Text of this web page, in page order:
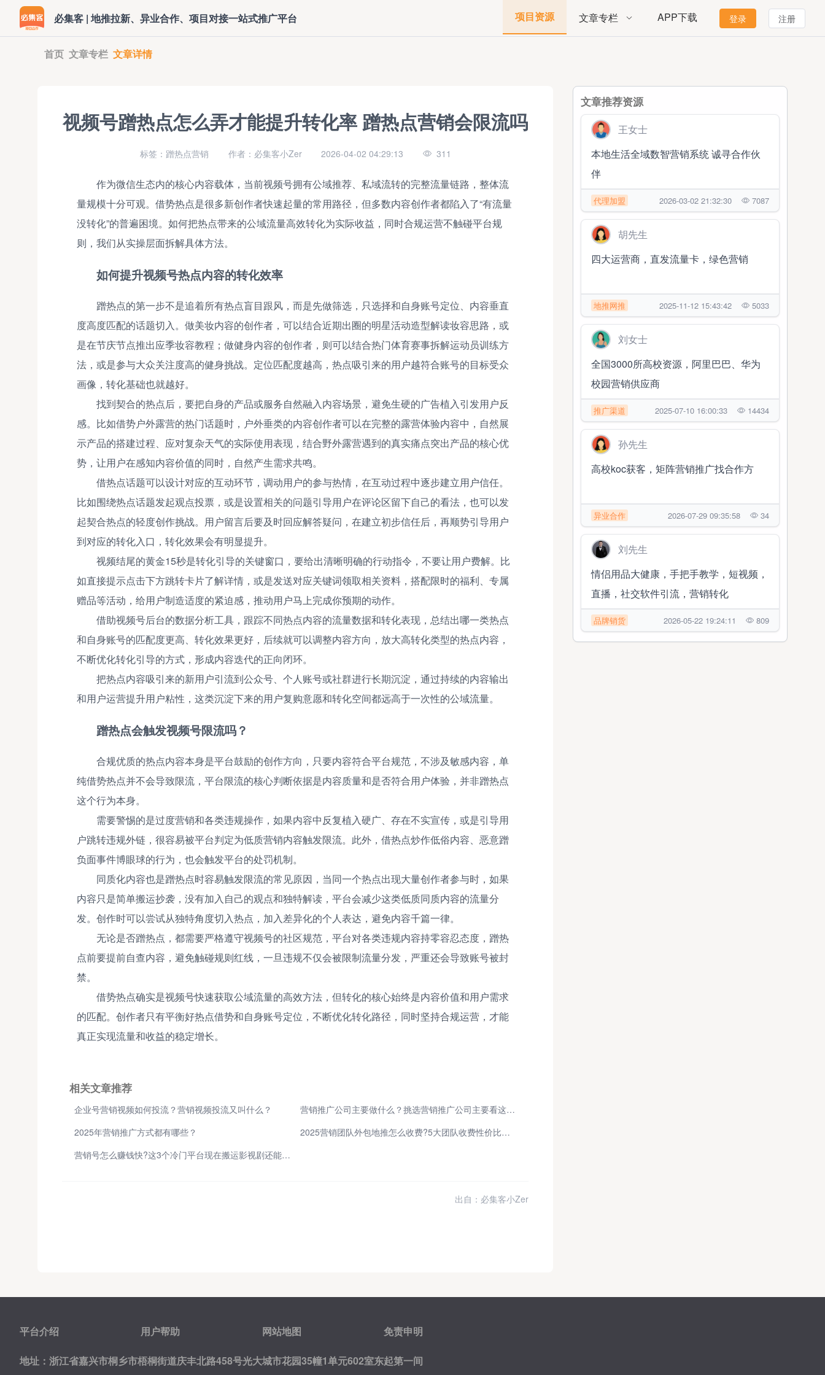
必集客 | 地推拉新、异业合作、项目对接一站式推广平台 项目资源 文章专栏 APP下载 登录 注册
首页 文章专栏 文章详情
视频号蹭热点怎么弄才能提升转化率 蹭热点营销会限流吗
标签：蹭热点营销 作者：必集客小Zer 2026-04-02 04:29:13 311
作为微信生态内的核心内容载体，当前视频号拥有公域推荐、私域流转的完整流量链路，整体流
量规模十分可观。借势热点是很多新创作者快速起量的常用路径，但多数内容创作者都陷入了“有流量
没转化”的普遍困境。如何把热点带来的公域流量高效转化为实际收益，同时合规运营不触碰平台规
则，我们从实操层面拆解具体方法。
如何提升视频号热点内容的转化效率
蹭热点的第一步不是追着所有热点盲目跟风，而是先做筛选，只选择和自身账号定位、内容垂直
度高度匹配的话题切入。做美妆内容的创作者，可以结合近期出圈的明星活动造型解读妆容思路，或
是在节庆节点推出应季妆容教程；做健身内容的创作者，则可以结合热门体育赛事拆解运动员训练方
法，或是参与大众关注度高的健身挑战。定位匹配度越高，热点吸引来的用户越符合账号的目标受众
画像，转化基础也就越好。
找到契合的热点后，要把自身的产品或服务自然融入内容场景，避免生硬的广告植入引发用户反
感。比如借势户外露营的热门话题时，户外垂类的内容创作者可以在完整的露营体验内容中，自然展
示产品的搭建过程、应对复杂天气的实际使用表现，结合野外露营遇到的真实痛点突出产品的核心优
势，让用户在感知内容价值的同时，自然产生需求共鸣。
借热点话题可以设计对应的互动环节，调动用户的参与热情，在互动过程中逐步建立用户信任。
比如围绕热点话题发起观点投票，或是设置相关的问题引导用户在评论区留下自己的看法，也可以发
起契合热点的轻度创作挑战。用户留言后要及时回应解答疑问，在建立初步信任后，再顺势引导用户
到对应的转化入口，转化效果会有明显提升。
视频结尾的黄金15秒是转化引导的关键窗口，要给出清晰明确的行动指令，不要让用户费解。比
如直接提示点击下方跳转卡片了解详情，或是发送对应关键词领取相关资料，搭配限时的福利、专属
赠品等活动，给用户制造适度的紧迫感，推动用户马上完成你预期的动作。
借助视频号后台的数据分析工具，跟踪不同热点内容的流量数据和转化表现，总结出哪一类热点
和自身账号的匹配度更高、转化效果更好，后续就可以调整内容方向，放大高转化类型的热点内容，
不断优化转化引导的方式，形成内容迭代的正向闭环。
把热点内容吸引来的新用户引流到公众号、个人账号或社群进行长期沉淀，通过持续的内容输出
和用户运营提升用户粘性，这类沉淀下来的用户复购意愿和转化空间都远高于一次性的公域流量。
蹭热点会触发视频号限流吗？
合规优质的热点内容本身是平台鼓励的创作方向，只要内容符合平台规范，不涉及敏感内容，单
纯借势热点并不会导致限流，平台限流的核心判断依据是内容质量和是否符合用户体验，并非蹭热点
这个行为本身。
需要警惕的是过度营销和各类违规操作，如果内容中反复植入硬广、存在不实宣传，或是引导用
户跳转违规外链，很容易被平台判定为低质营销内容触发限流。此外，借热点炒作低俗内容、恶意蹭
负面事件博眼球的行为，也会触发平台的处罚机制。
同质化内容也是蹭热点时容易触发限流的常见原因，当同一个热点出现大量创作者参与时，如果
内容只是简单搬运抄袭，没有加入自己的观点和独特解读，平台会减少这类低质同质内容的流量分
发。创作时可以尝试从独特角度切入热点，加入差异化的个人表达，避免内容千篇一律。
无论是否蹭热点，都需要严格遵守视频号的社区规范，平台对各类违规内容持零容忍态度，蹭热
点前要提前自查内容，避免触碰规则红线，一旦违规不仅会被限制流量分发，严重还会导致账号被封
禁。
借势热点确实是视频号快速获取公域流量的高效方法，但转化的核心始终是内容价值和用户需求
的匹配。创作者只有平衡好热点借势和自身账号定位，不断优化转化路径，同时坚持合规运营，才能
真正实现流量和收益的稳定增长。
相关文章推荐
企业号营销视频如何投流？营销视频投流又叫什么？
营销推广公司主要做什么？挑选营销推广公司主要看这几点
2025年营销推广方式都有哪些？
2025营销团队外包地推怎么收费?5大团队收费性价比排行+0首付合作方案
营销号怎么赚钱快?这3个冷门平台现在搬运影视剧还能月入5万
出自：必集客小Zer
文章推荐资源
王女士
本地生活全域数智营销系统 诚寻合作伙
伴
代理加盟 2026-03-02 21:32:30 7087
胡先生
四大运营商，直发流量卡，绿色营销
地推网推 2025-11-12 15:43:42 5033
刘女士
全国3000所高校资源，阿里巴巴、华为
校园营销供应商
推广渠道 2025-07-10 16:00:33 14434
孙先生
高校koc获客，矩阵营销推广找合作方
异业合作 2026-07-29 09:35:58 34
刘先生
情侣用品大健康，手把手教学，短视频，
直播，社交软件引流，营销转化
品牌销货 2026-05-22 19:24:11 809
平台介绍 用户帮助 网站地图 免责申明
地址：浙江省嘉兴市桐乡市梧桐街道庆丰北路458号光大城市花园35幢1单元602室东起第一间